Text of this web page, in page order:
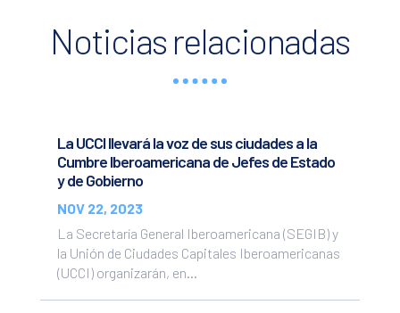
Noticias relacionadas
La UCCI llevará la voz de sus ciudades a la
Cumbre Iberoamericana de Jefes de Estado
y de Gobierno
NOV 22, 2023
La Secretaría General Iberoamericana (SEGIB) y
la Unión de Ciudades Capitales Iberoamericanas
(UCCI) organizarán, en...